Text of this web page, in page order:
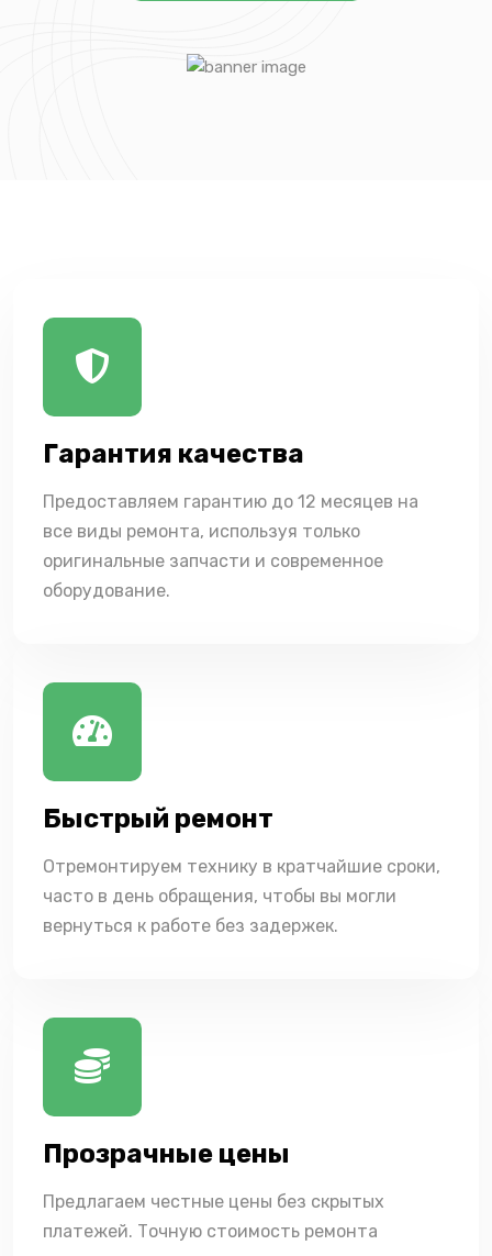
Гарантия качества
Предоставляем гарантию до 12 месяцев на
все виды ремонта, используя только
оригинальные запчасти и современное
оборудование.
Быстрый ремонт
Отремонтируем технику в кратчайшие сроки,
часто в день обращения, чтобы вы могли
вернуться к работе без задержек.
Прозрачные цены
Предлагаем честные цены без скрытых
платежей. Точную стоимость ремонта